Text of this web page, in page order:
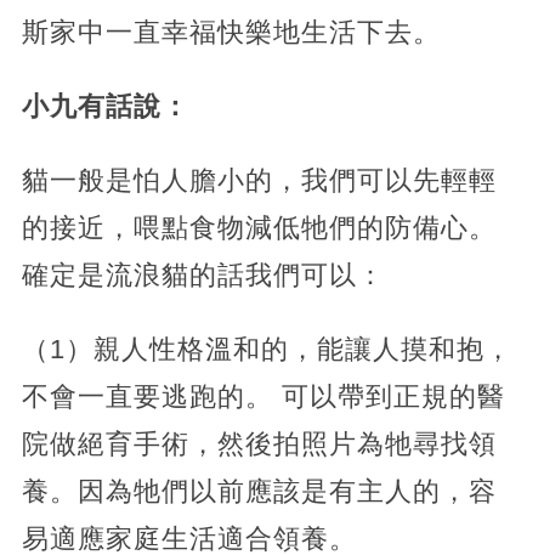
斯家中一直幸福快樂地生活下去。
小九有話說：
貓一般是怕人膽小的，我們可以先輕輕
的接近，喂點食物減低牠們的防備心。
確定是流浪貓的話我們可以：
（1）親人性格溫和的，能讓人摸和抱，
不會一直要逃跑的。 可以帶到正規的醫
院做絕育手術，然後拍照片為牠尋找領
養。因為牠們以前應該是有主人的，容
易適應家庭生活適合領養。